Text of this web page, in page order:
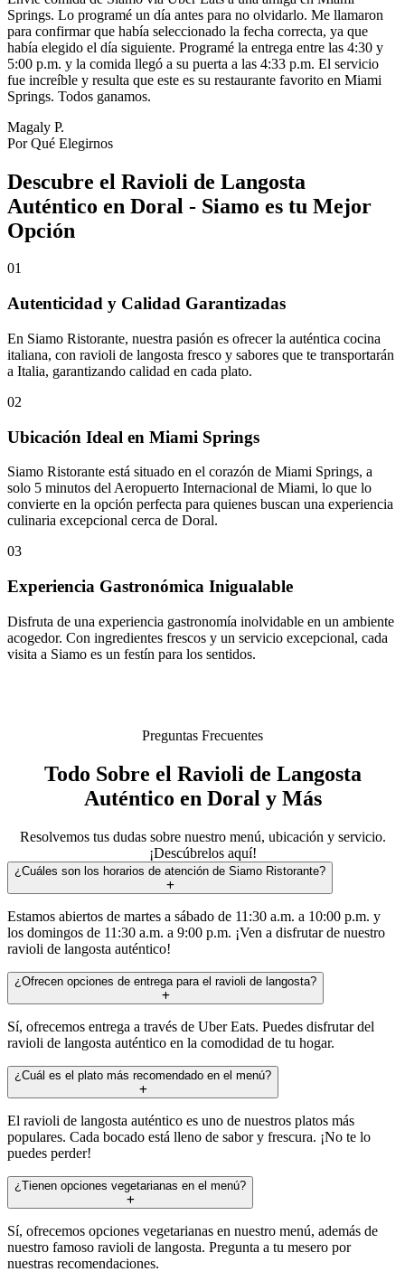
Springs. Lo programé un día antes para no olvidarlo. Me llamaron
para confirmar que había seleccionado la fecha correcta, ya que
había elegido el día siguiente. Programé la entrega entre las 4:30 y
5:00 p.m. y la comida llegó a su puerta a las 4:33 p.m. El servicio
fue increíble y resulta que este es su restaurante favorito en Miami
Springs. Todos ganamos.
Magaly P.
Por Qué Elegirnos
Descubre el Ravioli de Langosta
Auténtico en Doral - Siamo es tu Mejor
Opción
01
Autenticidad y Calidad Garantizadas
En Siamo Ristorante, nuestra pasión es ofrecer la auténtica cocina
italiana, con ravioli de langosta fresco y sabores que te transportarán
a Italia, garantizando calidad en cada plato.
02
Ubicación Ideal en Miami Springs
Siamo Ristorante está situado en el corazón de Miami Springs, a
solo 5 minutos del Aeropuerto Internacional de Miami, lo que lo
convierte en la opción perfecta para quienes buscan una experiencia
culinaria excepcional cerca de Doral.
03
Experiencia Gastronómica Inigualable
Disfruta de una experiencia gastronomía inolvidable en un ambiente
acogedor. Con ingredientes frescos y un servicio excepcional, cada
visita a Siamo es un festín para los sentidos.
Preguntas Frecuentes
Todo Sobre el Ravioli de Langosta
Auténtico en Doral y Más
Resolvemos tus dudas sobre nuestro menú, ubicación y servicio.
¡Descúbrelos aquí!
¿Cuáles son los horarios de atención de Siamo Ristorante?
Estamos abiertos de martes a sábado de 11:30 a.m. a 10:00 p.m. y
los domingos de 11:30 a.m. a 9:00 p.m. ¡Ven a disfrutar de nuestro
ravioli de langosta auténtico!
¿Ofrecen opciones de entrega para el ravioli de langosta?
Sí, ofrecemos entrega a través de Uber Eats. Puedes disfrutar del
ravioli de langosta auténtico en la comodidad de tu hogar.
¿Cuál es el plato más recomendado en el menú?
El ravioli de langosta auténtico es uno de nuestros platos más
populares. Cada bocado está lleno de sabor y frescura. ¡No te lo
puedes perder!
¿Tienen opciones vegetarianas en el menú?
Sí, ofrecemos opciones vegetarianas en nuestro menú, además de
nuestro famoso ravioli de langosta. Pregunta a tu mesero por
nuestras recomendaciones.